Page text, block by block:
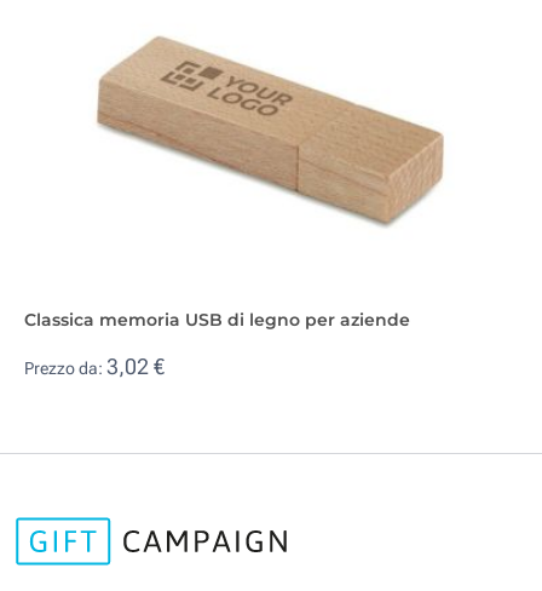
Classica memoria USB di legno per aziende
Prezzo da: 3,02 €